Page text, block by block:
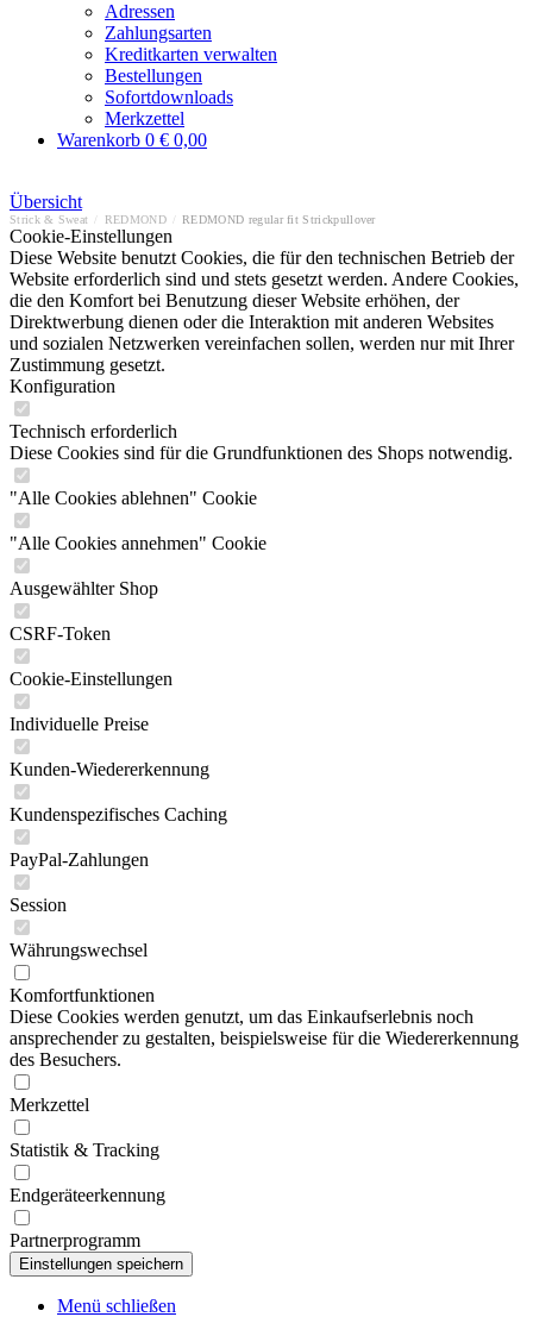
Adressen
Zahlungsarten
Kreditkarten verwalten
Bestellungen
Sofortdownloads
Merkzettel
Warenkorb 0 € 0,00
Übersicht
Strick & Sweat REDMOND REDMOND regular fit Strickpullover
Cookie-Einstellungen
Diese Website benutzt Cookies, die für den technischen Betrieb der
Website erforderlich sind und stets gesetzt werden. Andere Cookies,
die den Komfort bei Benutzung dieser Website erhöhen, der
Direktwerbung dienen oder die Interaktion mit anderen Websites
und sozialen Netzwerken vereinfachen sollen, werden nur mit Ihrer
Zustimmung gesetzt.
Konfiguration
Technisch erforderlich
Diese Cookies sind für die Grundfunktionen des Shops notwendig.
"Alle Cookies ablehnen" Cookie
"Alle Cookies annehmen" Cookie
Ausgewählter Shop
CSRF-Token
Cookie-Einstellungen
Individuelle Preise
Kunden-Wiedererkennung
Kundenspezifisches Caching
PayPal-Zahlungen
Session
Währungswechsel
Komfortfunktionen
Diese Cookies werden genutzt, um das Einkaufserlebnis noch
ansprechender zu gestalten, beispielsweise für die Wiedererkennung
des Besuchers.
Merkzettel
Statistik & Tracking
Endgeräteerkennung
Partnerprogramm
Menü schließen